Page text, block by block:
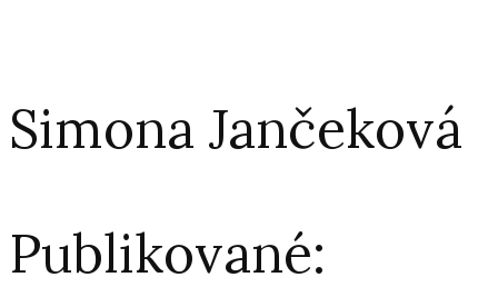
Simona Jančeková
Publikované: